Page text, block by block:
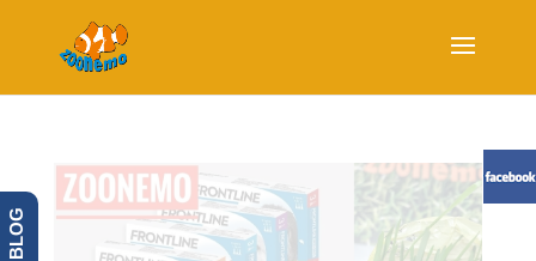
BLOG